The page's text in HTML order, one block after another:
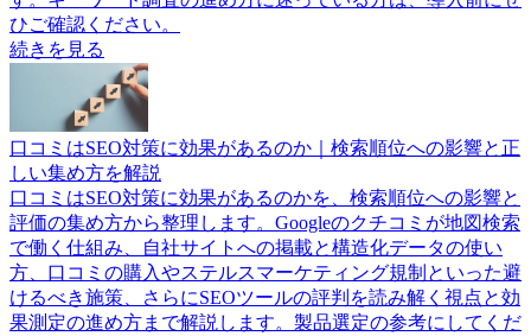
ひご確認ください。
続きを見る
口コミはSEO対策に効果があるのか｜検索順位への影響と正
しい集め方を解説
口コミはSEO対策に効果があるのかを、検索順位への影響と
評価の集め方から整理します。Googleのクチコミが地図検索
で働く仕組み、自社サイトへの掲載と構造化データの使い
方、口コミの購入やステルスマーケティング規制といった避
けるべき施策、さらにSEOツールの評判を読み解く視点と効
果測定の進め方まで解説します。製品選定の参考にしてくだ